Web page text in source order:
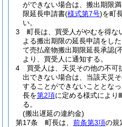
ができない場合は、搬出期限
限延長申請書(様式第7号)を町
い。
3
町長は、買受人がやむを得な
よる搬出期限の延長申請をし
て売払産物搬出期限延長承認(
より、買受人に通知する。
4
買受人は、天災その他の不
出できない場合は、当該天災
することができないこととな
長を第2項に定める様式により
る。
(搬出遅延の違約金)
第17条
町長は、 前条第3項の規